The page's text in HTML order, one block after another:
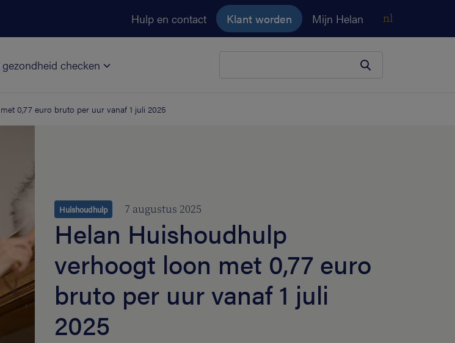
Hulp en contact Klant worden Mijn Helan nl
gezondheid checken
0,77 euro bruto per uur vanaf 1 juli 2025
Huishoudhulp 7 augustus 2025
Helan Huishoudhulp
verhoogt loon met 0,77 euro
bruto per uur vanaf 1 juli
2025